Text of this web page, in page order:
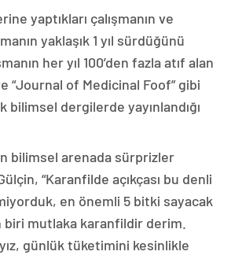
yaptıkları çalışmanın ve
yaklaşık 1 yıl sürdüğünü
her yıl 100’den fazla atıf alan
“Journal of Medicinal Foof” gibi
dergilerde yayınlandığı
bilimsel arenada sürprizler
“Karanfilde açıkçası bu denli
en önemli 5 bitki sayacak
mutlaka karanfildir derim.
günlük tüketimini kesinlikle